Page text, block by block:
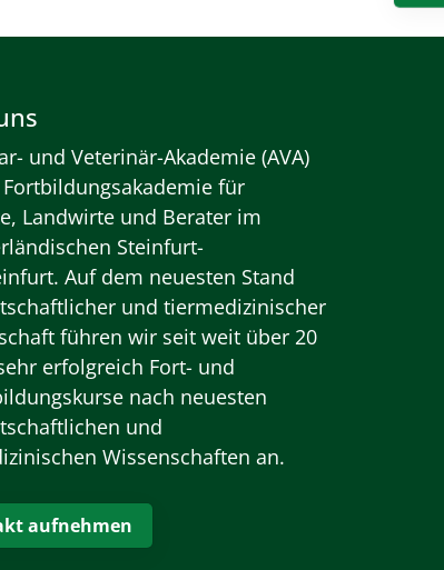
und Veterinär-Akademie (AVA)
für
Landwirte und Berater im
Steinfurt-
Auf dem neuesten Stand
und tiermedizinischer
führen wir seit weit über 20
erfolgreich Fort- und
nach neuesten
und
Wissenschaften an.
aufnehmen